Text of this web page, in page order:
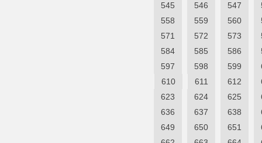
545
546 547
558
559 560
571
572 573
584
585 586
597
598 599
610
611 612
623
624 625
636
637 638
649
650 651